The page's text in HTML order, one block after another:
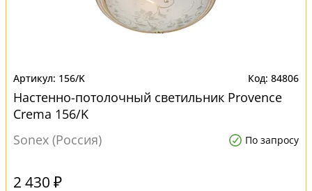
156/K 84806
Настенно-потолочный светильник Provence
Crema 156/K
Sonex (Россия)
По запросу
2 430 ₽